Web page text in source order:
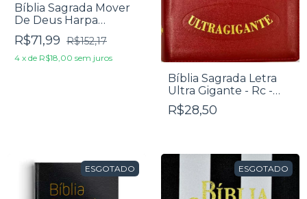
Bíblia Sagrada Mover
De Deus Harpa
Avivada E Corinhos
Luxo Rosa
R$71,99 R$152,17
4 x de R$18,00 sem juros
Bíblia Sagrada Letra
Ultra Gigante - Rc -
Edição De Promessas -
Zíper Vermelha
R$28,50
ESGOTADO ESGOTADO